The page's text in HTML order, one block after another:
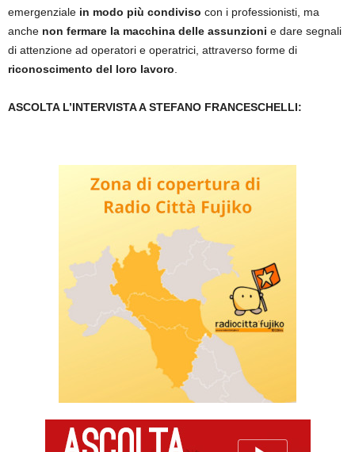
emergenziale in modo più condiviso con i professionisti, ma
anche non fermare la macchina delle assunzioni e dare segnali
di attenzione ad operatori e operatrici, attraverso forme di
riconoscimento del loro lavoro
ASCOLTA L’INTERVISTA A STEFANO FRANCESCHELLI: